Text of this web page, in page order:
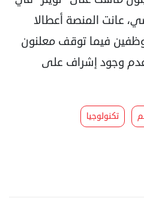
عانت المنصة أعطالا
فيما توقف معلنون
وجود إشراف على
تكنولوجيا